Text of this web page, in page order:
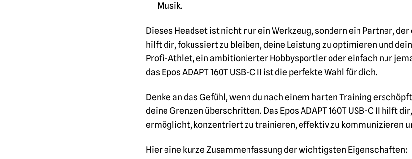
Musik.
Dieses Headset ist nicht nur ein Werkzeug, sondern ein Partner,
hilft dir, fokussiert zu bleiben, deine Leistung zu optimieren und
Profi-Athlet, ein ambitionierter Hobbysportler oder einfach nur
das Epos ADAPT 160T USB-C II ist die perfekte Wahl für dich.
Denke an das Gefühl, wenn du nach einem harten Training
deine Grenzen überschritten. Das Epos ADAPT 160T USB-C II hilft
ermöglicht, konzentriert zu trainieren, effektiv zu kommunizieren
Hier eine kurze Zusammenfassung der wichtigsten Eigenschaften: